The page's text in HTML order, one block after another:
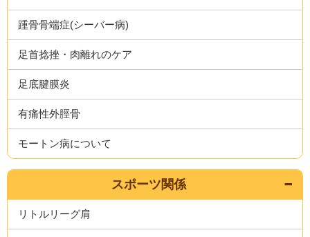
踵骨骨端症(シーバー病)
足首捻挫・肉離れのケア
足底腱膜炎
有痛性外脛骨
モートン病について
スポーツ関係
リトルリーグ肩